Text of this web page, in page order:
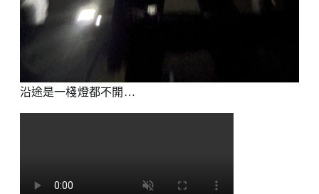
沿途是一棧燈都不開…